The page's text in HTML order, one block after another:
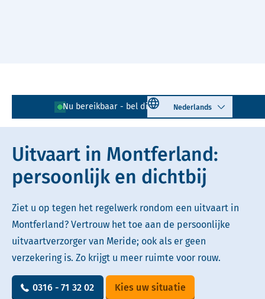
Nu bereikbaar - bel direct! 0316 - 71 32 02
Select language
Lees voor Uitleg woorden
Simpele tekst
Uitvaart in Montferland:
persoonlijk en dichtbij
Ziet u op tegen het regelwerk rondom een uitvaart in
Montferland? Vertrouw het toe aan de persoonlijke
uitvaartverzorger van Meride; ook als er geen
verzekering is. Zo krijgt u meer ruimte voor rouw.
0316 - 71 32 02 Kies uw situatie